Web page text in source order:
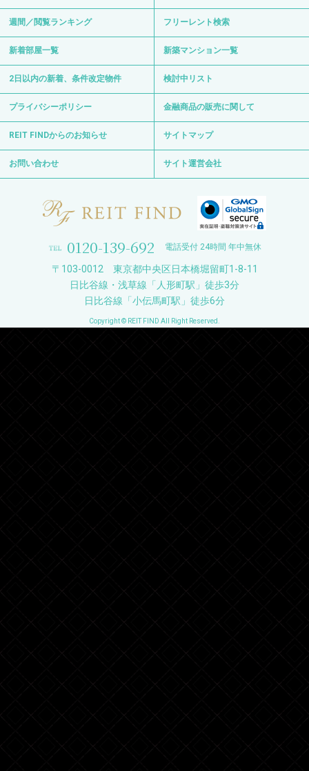
週間／閲覧ランキング フリーレント検索
新着部屋一覧 新築マンション一覧
2日以内の新着、条件改定物件 検討中リスト
プライバシーポリシー 金融商品の販売に関して
REIT FINDからのお知らせ サイトマップ
お問い合わせ サイト運営会社
0120-139-692 電話受付 24時間 年中無休
〒103-0012 東京都中央区日本橋堀留町1-8-11
日比谷線・浅草線「人形町駅」徒歩3分
日比谷線「小伝馬町駅」徒歩6分
Copyright © REIT FIND All Right Reserved.